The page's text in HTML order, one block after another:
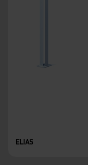
ELIAS